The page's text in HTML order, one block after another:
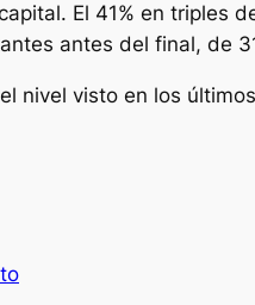
El 41% en triples
antes del final, de
nivel visto en los